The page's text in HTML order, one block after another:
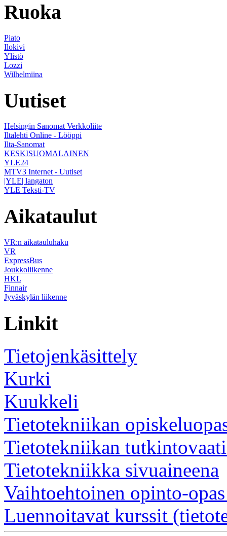
Ruoka
Piato
Ilokivi
Ylistö
Lozzi
Wilhelmiina
Uutiset
Helsingin Sanomat Verkkoliite
Iltalehti Online - Lööppi
Ilta-Sanomat
KESKISUOMALAINEN
YLE24
MTV3 Internet - Uutiset
|YLE| langaton
YLE Teksti-TV
Aikataulut
VR:n aikatauluhaku
VR
ExpressBus
Joukkoliikenne
HKL
Finnair
Jyväskylän liikenne
Linkit
Tietojenkäsittely
Kurki
Kuukkeli
Tietotekniikan
Tietotekniikan
Tietotekniikka sivuaineena
Vaihtoehtoinen opinto-
Luennoitavat kurssit